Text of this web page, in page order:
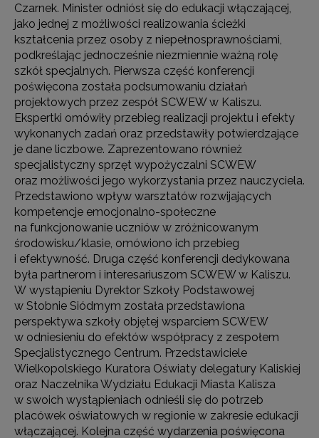
Czarnek. Minister odniósł się do edukacji włączającej,
jako jednej z możliwości realizowania ścieżki
kształcenia przez osoby z niepełnosprawnościami,
podkreślając jednocześnie niezmiennie ważną rolę
szkół specjalnych. Pierwsza część konferencji
poświęcona została podsumowaniu działań
projektowych przez zespół SCWEW w Kaliszu.
Ekspertki omówiły przebieg realizacji projektu i efekty
wykonanych zadań oraz przedstawiły potwierdzające
je dane liczbowe. Zaprezentowano również
specjalistyczny sprzęt wypożyczalni SCWEW
oraz możliwości jego wykorzystania przez nauczyciela.
Przedstawiono wpływ warsztatów rozwijających
kompetencje emocjonalno-społeczne
na funkcjonowanie uczniów w zróżnicowanym
środowisku/klasie, omówiono ich przebieg
i efektywność. Druga część konferencji dedykowana
była partnerom i interesariuszom SCWEW w Kaliszu.
W wystąpieniu Dyrektor Szkoły Podstawowej
w Stobnie Siódmym została przedstawiona
perspektywa szkoły objętej wsparciem SCWEW
w odniesieniu do efektów współpracy z zespołem
Specjalistycznego Centrum. Przedstawiciele
Wielkopolskiego Kuratora Oświaty delegatury Kaliskiej
oraz Naczelnika Wydziału Edukacji Miasta Kalisza
w swoich wystąpieniach odnieśli się do potrzeb
placówek oświatowych w regionie w zakresie edukacji
włączającej. Kolejna część wydarzenia poświęcona